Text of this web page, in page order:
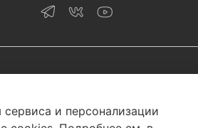
и персонализации